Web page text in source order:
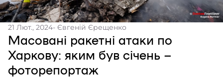
21 Лют., 2024- Євгеній Єрещенко
Масовані ракетні атаки по
Харкову: яким був січень –
фоторепортаж